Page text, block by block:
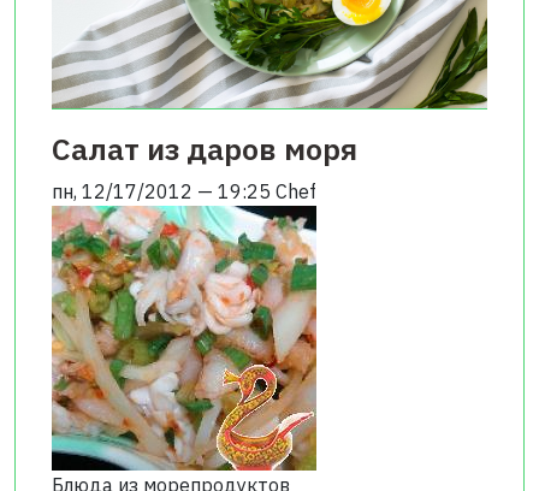
Салат из даров моря
пн, 12/17/2012 — 19:25 Chef
Блюда из морепродуктов